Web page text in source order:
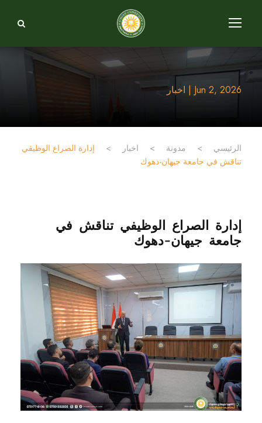
Jun 2, 2026 | اخبار
الرئيسي > مدونة > اخبار >
إدارة الصراع الوظيفي
تناقش في جامعة جيهان-دهوك
إدارة الصراع الوظيفي تناقش في
جامعة جيهان-دهوك